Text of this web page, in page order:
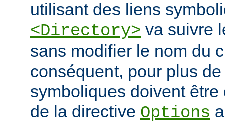
utilisant des liens
<Directory> va suivre
sans modifier le nom du
conséquent, pour plus
symboliques doivent
de la directive Options